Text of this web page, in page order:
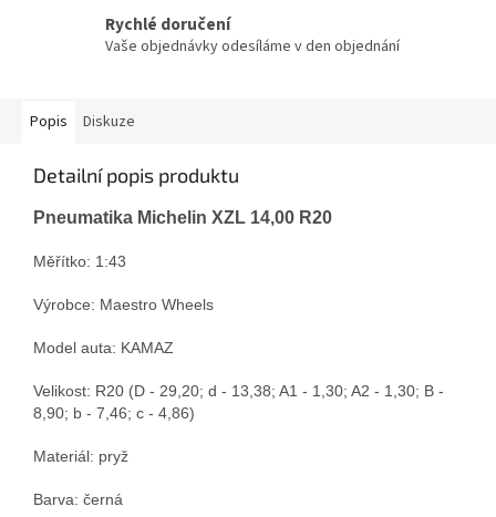
Rychlé doručení
Vaše objednávky odesíláme v den objednání
Popis Diskuze
Detailní popis produktu
Pneumatika Michelin XZL 14,00 R20
Měřítko: 1:43
Výrobce: Maestro Wheels
Model auta: KAMAZ
Velikost: R20 (D - 29,20; d - 13,38; A1 - 1,30; A2 - 1,30; B -
8,90; b - 7,46; c - 4,86)
Materiál: pryž
Barva: černá